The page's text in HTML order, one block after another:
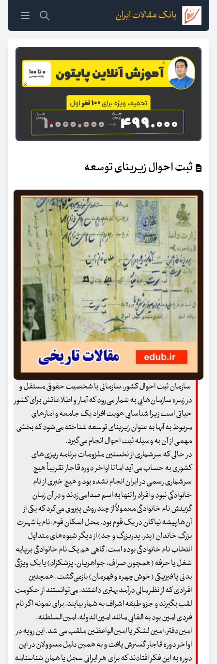
بانک مقالات ایران
ثبت احوال زیربنای توسعه
سازمان ثبت احوال کشور، سازمانی با شخصیت حقوقی مستقل و
در زمره سازمان‌هایی به شمار می‌رود که آمار و اطلاعاتش برای کشور
حیاتی است زیرا شناسایی هویت افراد یک جامعه و آمارهای
مربوط به آنها به عنوان زیربنای توسعه شناخته می‌شود که بخشی
مهمی از آن به وسیله ثبت احوال انجام می‌گیرد.
در حالی که سرشماری از نخستین ملزومات برنامه ریزی‌های
کشوری به حساب می آید اما تا اواخر دوره قاجار تقریباً هیچ
سرشماری رسمی در ایران انجام نشده بود و هیچ خبری از نام
خانوادگی نبود و افراد را تنها به اسم صدا می‌زدند و در آن زمان
گزینش نام خانوادگی معمولاً از چند روش پیروی می‌کرد که یکی از
آن‌ها پیشه نیاکان در یک قوم بود. محل اسکان قوم، نام یا شهرت
بزرگ خاندان (پدر، پدربزرگ و جد) از دیگر شیوه‌های متداول
انتخاب نام خانوادگی بوده است. گاهی هم یک نام خانوادگی برپایه
شغل یا حرفه (همچون صراف، جواهریان، پزشکزاد) یا یک ویژگی
بدنی یا فیزیکی (خوش‌چهره و قهرمان) بازمی‌گشت. همچنین
افرادی که از نظر مالی درآمد بهتری داشتند، می‌توانستند از حکومت
لقب بگیرند و جزو طبقه اشراف به شمار بیایند، برای نمونه اگر نام
فردی امین بود به القابی مانند امین‌الدوله، امین‌السلطنه،
امین‌دفتر، امین لشکر یا امین‌الواعظین ملقب می شد. این رویه در
اواخر دوره قاجار گسترش یافت و به همین دلیل مسوولان در این
دوره به این فکر افتادند که برای هر ایرانی سجل یا همان شناسنامه